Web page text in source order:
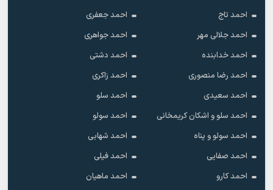
احمد تاج
احمد جعفری
احمد جلالی مهر
احمد جواهری
احمد خدابنده
احمد دشتی
احمد رضا منصوری
احمد زاکری
احمد سعیدی
احمد سلو
احمد سلو و اشکان کریمخانی
احمد سولو
احمد سولو و پناه
احمد شهابی
احمد صفایی
احمد فیلی
احمد کارو
احمد ماهیان